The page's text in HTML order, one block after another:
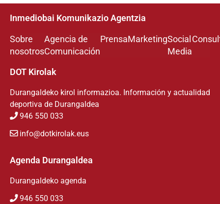
Inmediobai Komunikazio Agentzia
Sobre
nosotros
Agencia de
Comunicación
PrensaMarketingSocial
Media
DOT Kirolak
Durangaldeko kirol informazioa. Información y actualidad
deportiva de Durangaldea
946 550 033
info@dotkirolak.eus
Agenda Durangaldea
Durangaldeko agenda
946 550 033